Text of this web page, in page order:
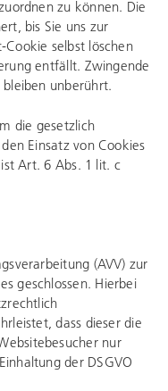
zu können. Die
bis Sie uns zur
selbst löschen
entfällt. Zwingende
unberührt.
die gesetzlich
Einsatz von Cookies
Art. 6 Abs. 1 lit. c
(AVV) zur
geschlossen. Hierbei
dass dieser die
nur
der DSGVO